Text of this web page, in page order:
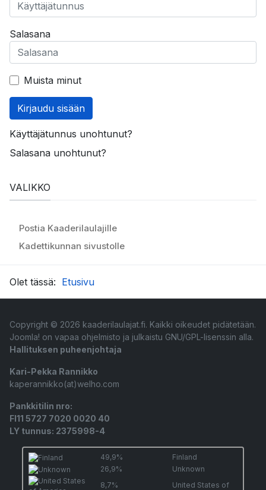
Salasana
Muista minut
Kirjaudu sisään
Käyttäjätunnus unohtunut?
Salasana unohtunut?
VALIKKO
Postia Kaaderilaulajille
Kadettikunnan sivustolle
Olet tässä: Etusivu
Copyright © 2026 kaaderilaulajat.fi. Kaikki oikeudet pidätetään.
Joomla! on vapaa ohjelmisto ja julkaistu GNU/GPL-lisenssin alla.
Hallituksen puheenjohtaja
Kari-Pekka Rannikko
kaperannikko(at)welho.com
Pankkitilin nro:
FI11 5727 7020 0020 40
LY tunnus: 2375998-4
49,9%
Finland
26,9%
Unknown
8,7%
United States of